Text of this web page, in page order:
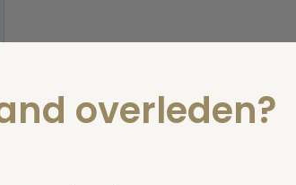
overleden?